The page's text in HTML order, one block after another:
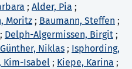
; Alder, Pia ;
Moritz ; Baumann, Steffen ;
; Delph-Algermissen, Birgit ;
Günther, Niklas ; Isphording,
Kim-Isabel ; Kiepe, Karina ;